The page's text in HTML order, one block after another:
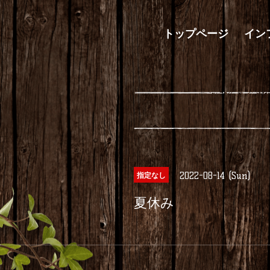
トップページ イン
指定なし 2022-08-14 (Sun)
夏休み